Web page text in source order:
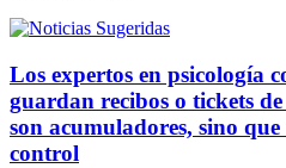
Los expertos en psicología
guardan recibos o tickets
son acumuladores, sino que
control